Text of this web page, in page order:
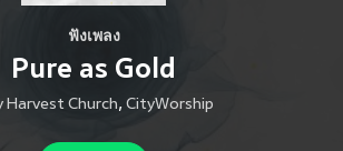
ฟังเพลง
Pure as Gold
Harvest Church, CityWorship